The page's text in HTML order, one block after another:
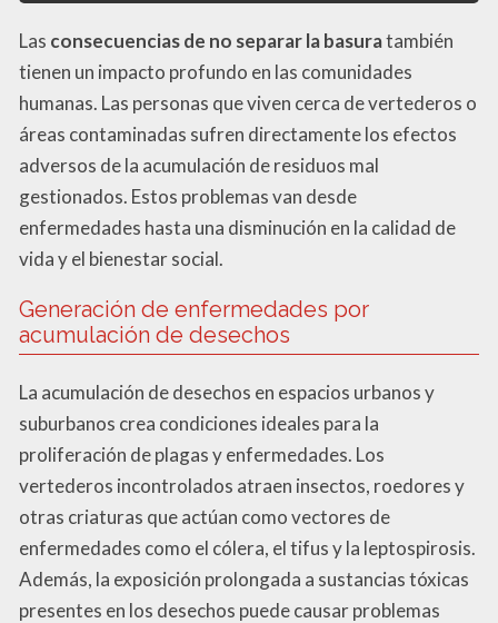
Las consecuencias de no separar la basuratambién
tienen un impacto profundo en las comunidades
humanas. Las personas que viven cerca de vertederos o
áreas contaminadas sufren directamente los efectos
adversos de la acumulación de residuos mal
gestionados. Estos problemas van desde
enfermedades hasta una disminución en la calidad de
vida y el bienestar social.
Generación de enfermedades por
acumulación de desechos
La acumulación de desechos en espacios urbanos y
suburbanos crea condiciones ideales para la
proliferación de plagas y enfermedades. Los
vertederos incontrolados atraen insectos, roedores y
otras criaturas que actúan como vectores de
enfermedades como el cólera, el tifus y la leptospirosis.
Además, la exposición prolongada a sustancias tóxicas
presentes en los desechos puede causar problemas